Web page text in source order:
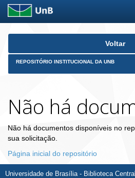
Skip
Voltar
REPOSITÓRIO INSTITUCIONAL DA UNB
Não há
Não há documentos disponíveis no
sua solicitação.
Página inicial do repositório
Universidade de Brasília - Biblioteca Central